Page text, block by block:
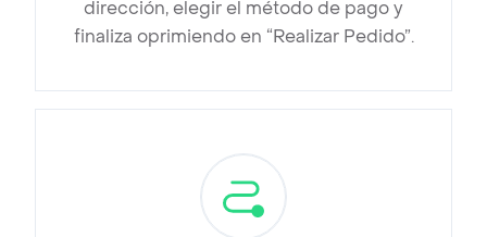
dirección, elegir el método de pago y
finaliza oprimiendo en “Realizar Pedido”.